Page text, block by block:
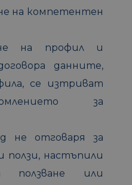
на компетентен
на профил и
данните,
се изтриват
за
не отговаря за
ползи, настъпили
или